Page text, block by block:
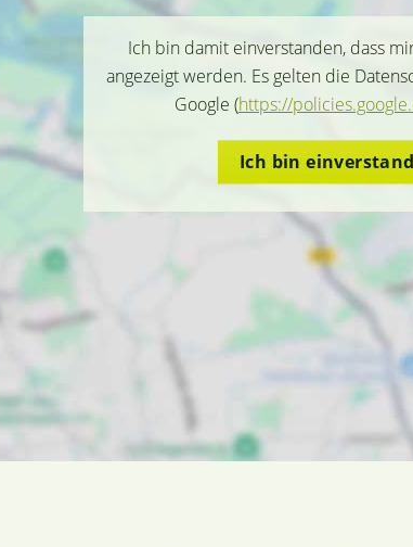
Ich bin damit einverstanden, dass
angezeigt werden. Es gelten die
Google (https://
Ich bin